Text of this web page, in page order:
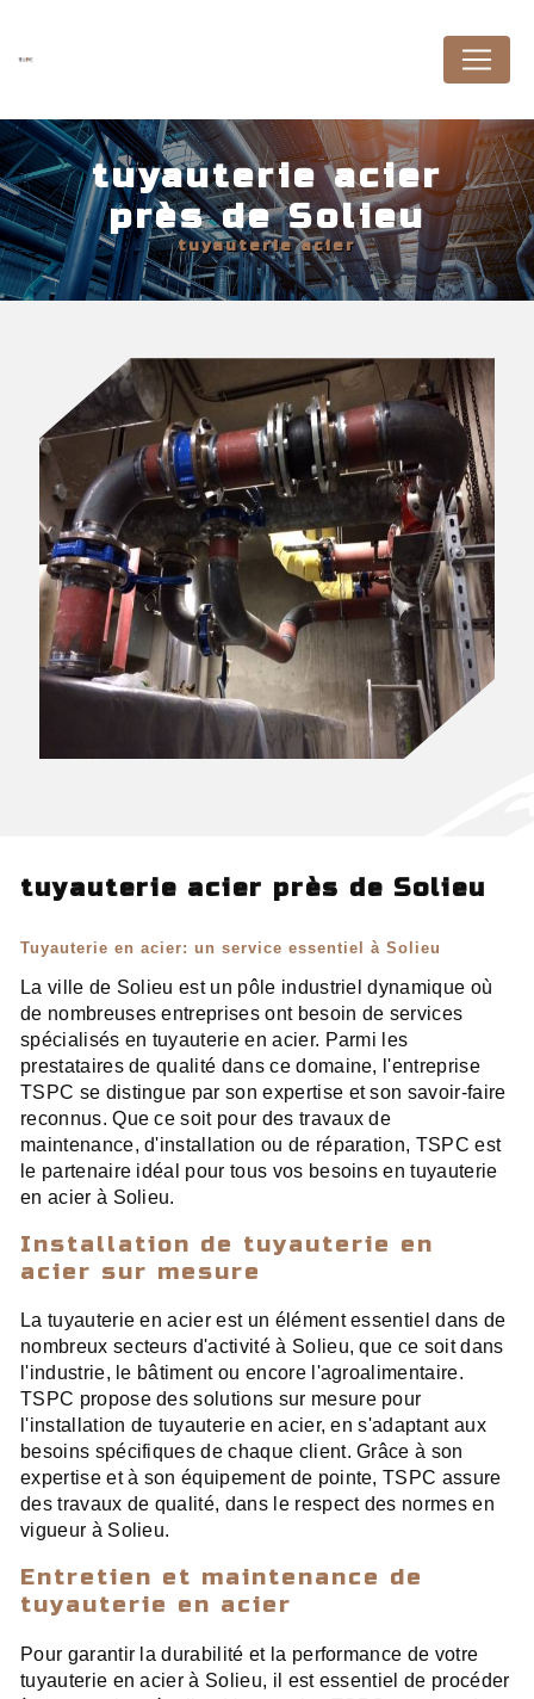
tuyauterie acier
près de Solieu
tuyauterie acier
tuyauterie acier près de Solieu
Tuyauterie en acier: un service essentiel à Solieu
La ville de Solieu est un pôle industriel dynamique où
de nombreuses entreprises ont besoin de services
spécialisés en tuyauterie en acier. Parmi les
prestataires de qualité dans ce domaine, l'entreprise
TSPC se distingue par son expertise et son savoir-faire
reconnus. Que ce soit pour des travaux de
maintenance, d'installation ou de réparation, TSPC est
le partenaire idéal pour tous vos besoins en tuyauterie
en acier à Solieu.
Installation de tuyauterie en
acier sur mesure
La tuyauterie en acier est un élément essentiel dans de
nombreux secteurs d'activité à Solieu, que ce soit dans
l'industrie, le bâtiment ou encore l'agroalimentaire.
TSPC propose des solutions sur mesure pour
l'installation de tuyauterie en acier, en s'adaptant aux
besoins spécifiques de chaque client. Grâce à son
expertise et à son équipement de pointe, TSPC assure
des travaux de qualité, dans le respect des normes en
vigueur à Solieu.
Entretien et maintenance de
tuyauterie en acier
Pour garantir la durabilité et la performance de votre
tuyauterie en acier à Solieu, il est essentiel de procéder